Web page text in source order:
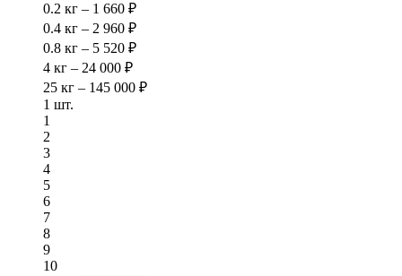
0.2 кг – 1 660 ₽
0.4 кг – 2 960 ₽
0.8 кг – 5 520 ₽
4 кг – 24 000 ₽
25 кг – 145 000 ₽
1 шт.
1
2
3
4
5
6
7
8
9
10